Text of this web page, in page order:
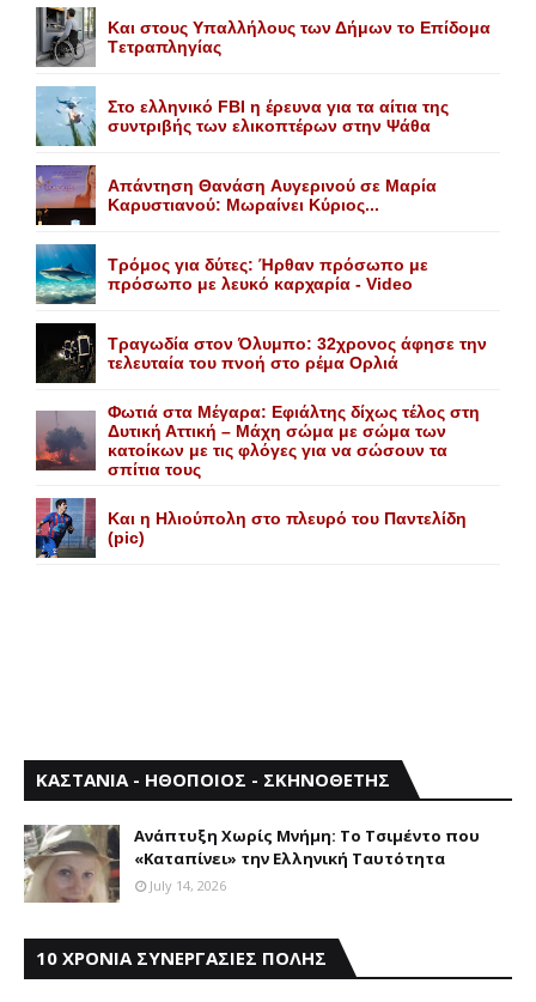
Kαι στους Yπαλλήλους των Δήμων το Eπίδομα
Tετραπληγίας
Στο ελληνικό FBI η έρευνα για τα αίτια της
συντριβής των ελικοπτέρων στην Ψάθα
Aπάντηση Θανάση Aυγερινού σε Mαρία
Kαρυστιανού: Mωραίνει Kύριος...
Τρόμος για δύτες: Ήρθαν πρόσωπο με
πρόσωπο με λευκό καρχαρία - Video
Τραγωδία στον Όλυμπο: 32χρονος άφησε την
τελευταία του πνοή στο ρέμα Ορλιά
Φωτιά στα Μέγαρα: Εφιάλτης δίχως τέλος στη
Δυτική Αττική – Μάχη σώμα με σώμα των
κατοίκων με τις φλόγες για να σώσουν τα
σπίτια τους
Και η Ηλιούπολη στο πλευρό του Παντελίδη
(pic)
ΚΑΣΤΑΝΙΑ - ΗΘΟΠΟΙΟΣ - ΣΚΗΝΟΘΕΤΗΣ
Aνάπτυξη Xωρίς Mνήμη: Το Τσιμέντο που
«Καταπίνει» την Ελληνική Ταυτότητα
July 14, 2026
10 ΧΡΟΝΙΑ ΣΥΝΕΡΓΑΣΙΕΣ ΠΟΛΗΣ